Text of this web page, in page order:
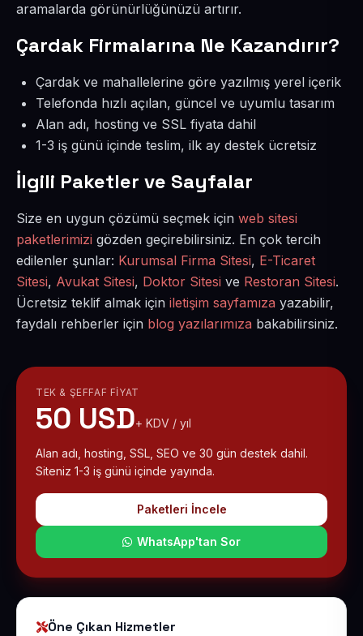
aramalarda görünürlüğünüzü artırır.
Çardak Firmalarına Ne Kazandırır?
Çardak ve mahallelerine göre yazılmış yerel içerik
Telefonda hızlı açılan, güncel ve uyumlu tasarım
Alan adı, hosting ve SSL fiyata dahil
1-3 iş günü içinde teslim, ilk ay destek ücretsiz
İlgili Paketler ve Sayfalar
Size en uygun çözümü seçmek için web sitesi
paketlerimizi gözden geçirebilirsiniz. En çok tercih
edilenler şunlar: Kurumsal Firma Sitesi, E-Ticaret
Sitesi, Avukat Sitesi, Doktor Sitesi ve Restoran Sitesi.
Ücretsiz teklif almak için iletişim sayfamıza yazabilir,
faydalı rehberler için blog yazılarımıza bakabilirsiniz.
TEK & ŞEFFAF FIYAT
50 USD+ KDV / yıl
Alan adı, hosting, SSL, SEO ve 30 gün destek dahil.
Siteniz 1-3 iş günü içinde yayında.
Paketleri İncele
WhatsApp'tan Sor
Öne Çıkan Hizmetler